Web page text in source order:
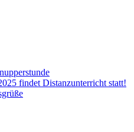
findet Distanzunterricht statt!